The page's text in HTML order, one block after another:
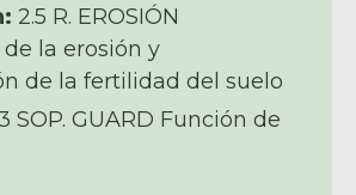
2.5 R. EROSIÓN
la erosión y
de la fertilidad del suelo
SOP. GUARD Función de